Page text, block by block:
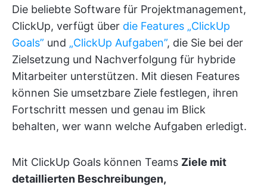
Die beliebte Software für Projektmanagement,
ClickUp, verfügt über die Features „ClickUp
Goals” und „ClickUp Aufgaben”, die Sie bei der
Zielsetzung und Nachverfolgung für hybride
Mitarbeiter unterstützen. Mit diesen Features
können Sie umsetzbare Ziele festlegen, ihren
Fortschritt messen und genau im Blick
behalten, wer wann welche Aufgaben erledigt.
Mit ClickUp Goals können Teams Ziele mit
detaillierten Beschreibungen,